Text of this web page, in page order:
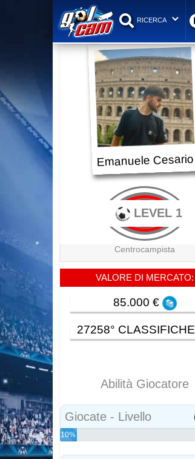
RICERCA
Emanuele Cesario
LEVEL 1
Centrocampista
VALORE DI MERCATO:
85.000 €
27258° CLASSIFICHE
Abilità Giocatore
Giocate - Livello
10%